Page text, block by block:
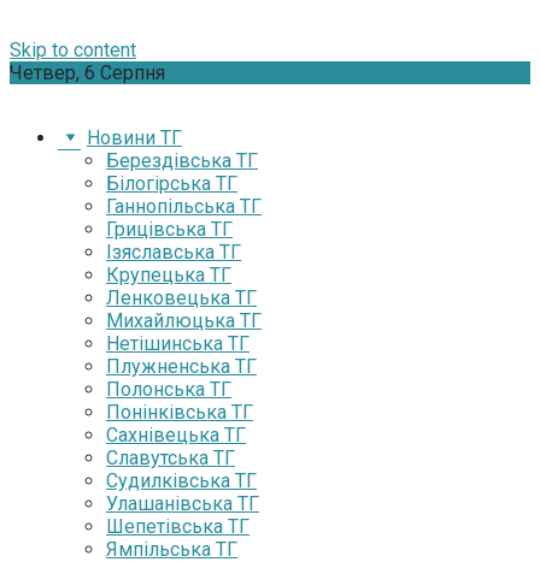
Skip to content
Четвер, 6 Серпня
Новини ТГ
Берездівська ТГ
Білогірська ТГ
Ганнопільська ТГ
Грицівська ТГ
Ізяславська ТГ
Крупецька ТГ
Ленковецька ТГ
Михайлюцька ТГ
Нетішинська ТГ
Плужненська ТГ
Полонська ТГ
Понінківська ТГ
Сахнівецька ТГ
Славутська ТГ
Судилківська ТГ
Улашанівська ТГ
Шепетівська ТГ
Ямпільська ТГ